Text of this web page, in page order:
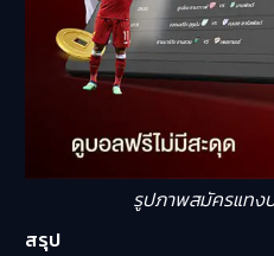
รูปภาพสมัครแทง
สรุป